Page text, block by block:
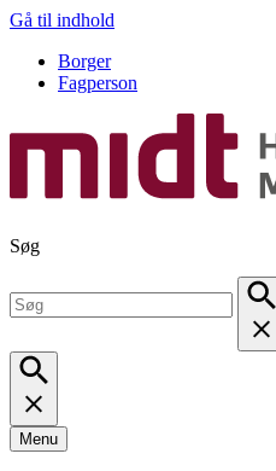
Gå til indhold
Borger
Fagperson
Søg
Menu